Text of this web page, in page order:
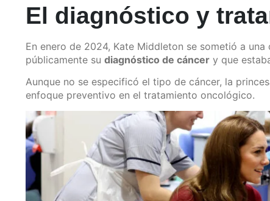
El diagnóstico y
En enero de 2024, Kate Middleton se sometió a
públicamente su diagnóstico de cáncer y que
Aunque no se especificó el tipo de cáncer, la
enfoque preventivo en el tratamiento oncológico.